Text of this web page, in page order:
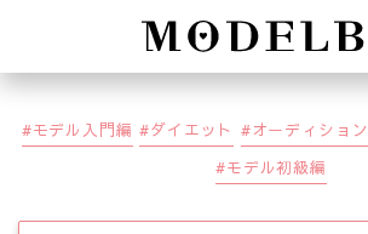
モデル入門編 ダイエット オーディション
モデル初級編